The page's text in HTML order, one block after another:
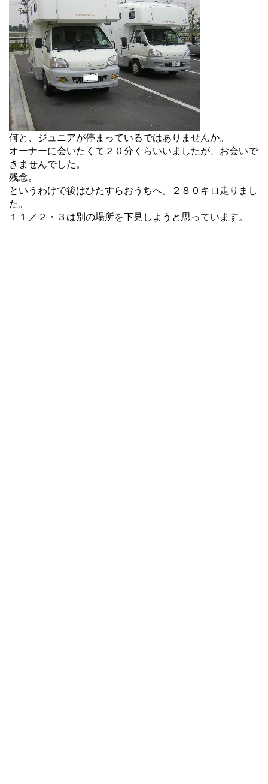
何と、ジュニアが停まっているではありませんか。
オーナーに会いたくて２０分くらいいましたが、お会いで
きませんでした。
残念。
というわけで後はひたすらおうちへ。２８０キロ走りまし
た。
１１／２・３は別の場所を下見しようと思っています。